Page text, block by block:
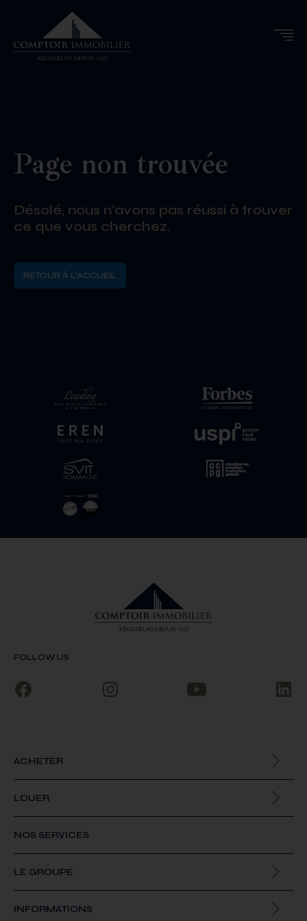
Page non trouvée
Désolé, nous n’avons pas réussi à trouver
ce que vous cherchez.
RETOUR À L'ACCUEIL
FOLLOW US
ACHETER
LOUER
NOS SERVICES
LE GROUPE
INFORMATIONS